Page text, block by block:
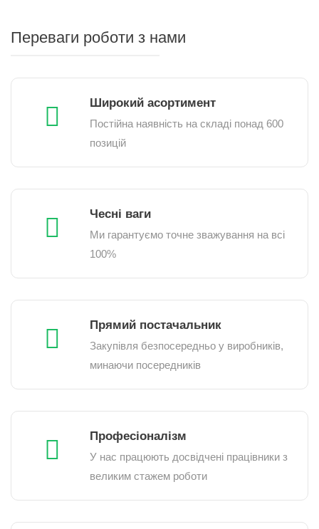
Переваги роботи з нами
Широкий асортимент
Постійна наявність на складі понад 600
позицій
Чесні ваги
Ми гарантуємо точне зважування на всі
100%
Прямий постачальник
Закупівля безпосередньо у виробників,
минаючи посередників
Професіоналізм
У нас працюють досвідчені працівники з
великим стажем роботи